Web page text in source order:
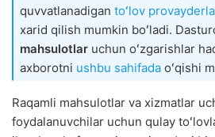
quvvatlanadigan toʻlov
xarid qilish mumkin boʻladi.
mahsulotlar uchun oʻzgarishlar
axborotni ushbu sahifada oʻqishi
Raqamli mahsulotlar va xizmatlar
foydalanuvchilar uchun qulay